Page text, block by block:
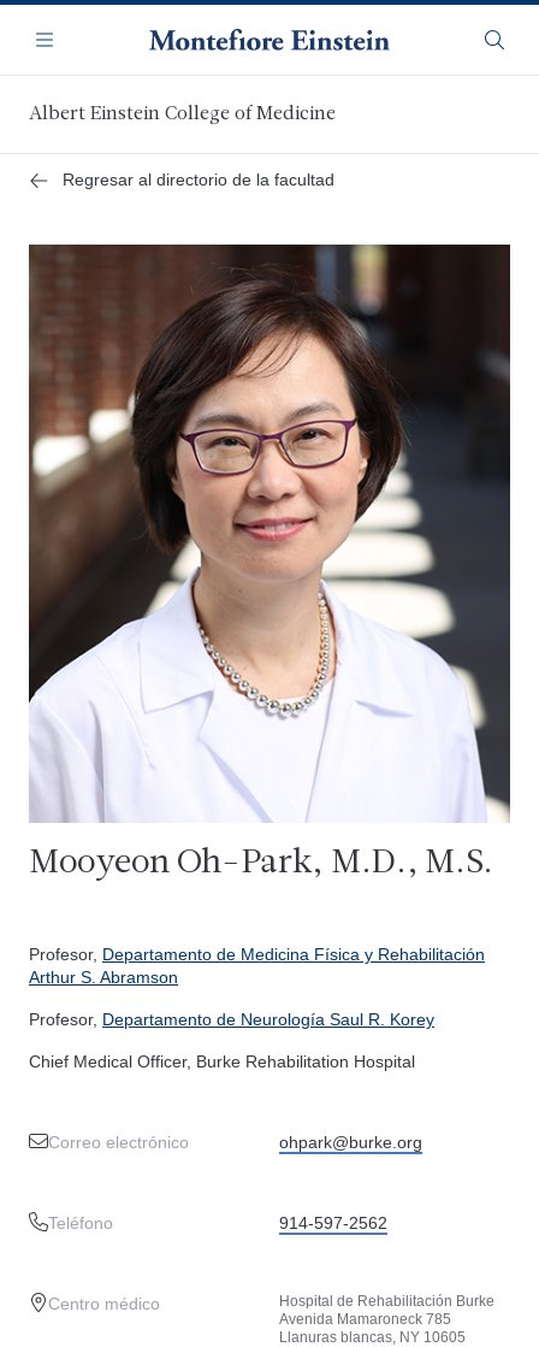
contenido
principal
Navegación
Menú
Albert Einstein College of Medicine
Regresar al directorio de la facultad
Mooyeon Oh-Park, M.D., M.S.
Profesor, Departamento de Medicina Física y Rehabilitación
Arthur S. Abramson
Profesor, Departamento de Neurología Saul R. Korey
Chief Medical Officer, Burke Rehabilitation Hospital
Correo electrónico ohpark@burke.org
Teléfono 914-597-2562
Centro médico
Hospital de Rehabilitación Burke
Avenida Mamaroneck 785
Llanuras blancas, NY 10605